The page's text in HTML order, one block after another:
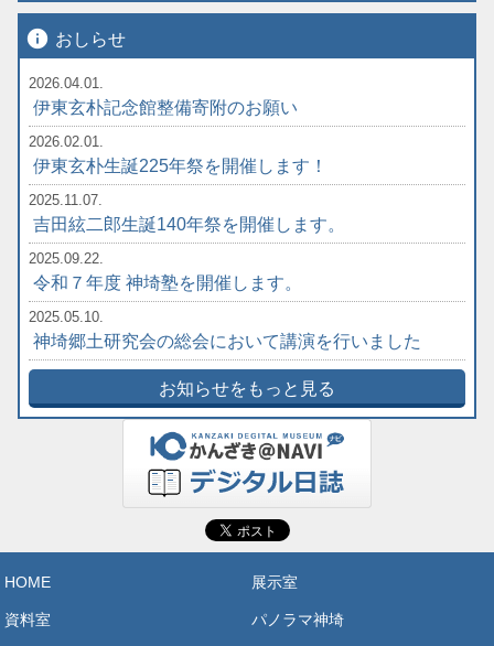
info おしらせ
2026.04.01.
伊東玄朴記念館整備寄附のお願い
2026.02.01.
伊東玄朴生誕225年祭を開催します！
2025.11.07.
吉田絃二郎生誕140年祭を開催します。
2025.09.22.
令和７年度 神埼塾を開催します。
2025.05.10.
神埼郷土研究会の総会において講演を行いました
お知らせをもっと見る
HOME 展示室
資料室 パノラマ神埼